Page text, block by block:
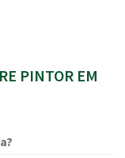
PINTOR EM